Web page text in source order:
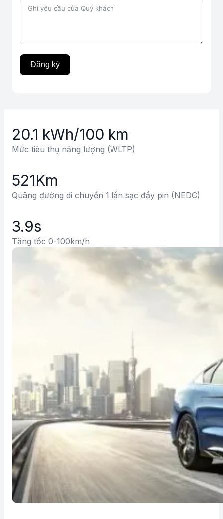
Đăng ký
20.1 kWh/100 km
Mức tiêu thụ năng lượng (WLTP)
521Km
Quãng đường di chuyển 1 lần sạc đầy pin (NEDC)
3.9s
Tăng tốc 0-100km/h